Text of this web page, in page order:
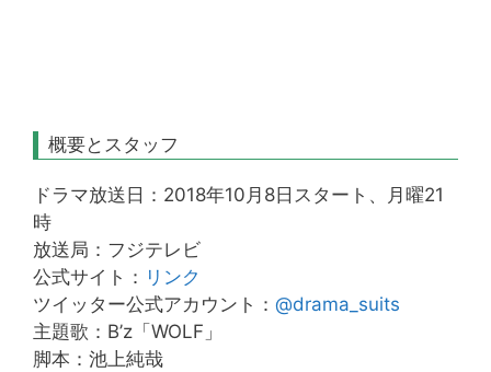
概要とスタッフ
ドラマ放送日：2018年10月8日スタート、月曜21
時
放送局：フジテレビ
公式サイト： リンク
ツイッター公式アカウント： @drama_suits
主題歌：B’z「WOLF」
脚本：池上純哉